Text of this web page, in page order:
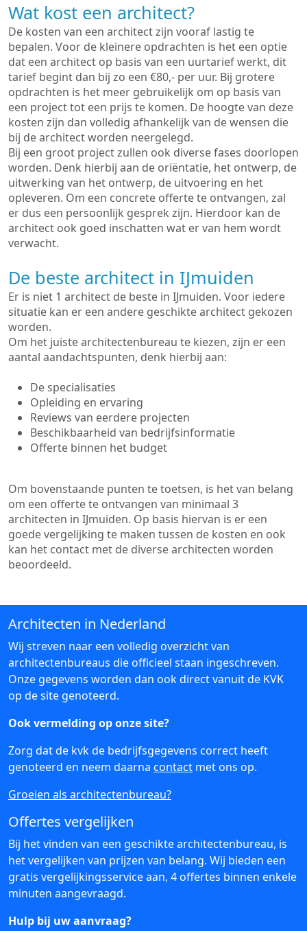
Wat kost een architect?
De kosten van een architect zijn vooraf lastig te
bepalen. Voor de kleinere opdrachten is het een optie
dat een architect op basis van een uurtarief werkt, dit
tarief begint dan bij zo een €80,- per uur. Bij grotere
opdrachten is het meer gebruikelijk om op basis van
een project tot een prijs te komen. De hoogte van deze
kosten zijn dan volledig afhankelijk van de wensen die
bij de architect worden neergelegd.
Bij een groot project zullen ook diverse fases doorlopen
worden. Denk hierbij aan de oriëntatie, het ontwerp, de
uitwerking van het ontwerp, de uitvoering en het
opleveren. Om een concrete offerte te ontvangen, zal
er dus een persoonlijk gesprek zijn. Hierdoor kan de
architect ook goed inschatten wat er van hem wordt
verwacht.
De beste architect in IJmuiden
Er is niet 1 architect de beste in IJmuiden. Voor iedere
situatie kan er een andere geschikte architect gekozen
worden.
Om het juiste architectenbureau te kiezen, zijn er een
aantal aandachtspunten, denk hierbij aan:
De specialisaties
Opleiding en ervaring
Reviews van eerdere projecten
Beschikbaarheid van bedrijfsinformatie
Offerte binnen het budget
Om bovenstaande punten te toetsen, is het van belang
om een offerte te ontvangen van minimaal 3
architecten in IJmuiden. Op basis hiervan is er een
goede vergelijking te maken tussen de kosten en ook
kan het contact met de diverse architecten worden
beoordeeld.
Architecten in Nederland
Wij streven naar een volledig overzicht van
architectenbureaus die officieel staan ingeschreven.
Onze gegevens worden dan ook direct vanuit de KVK
op de site genoteerd.
Ook vermelding op onze site?
Zorg dat de kvk de bedrijfsgegevens correct heeft
genoteerd en neem daarna contact met ons op.
Groeien als architectenbureau?
Offertes vergelijken
Bij het vinden van een geschikte architectenbureau, is
het vergelijken van prijzen van belang. Wij bieden een
gratis vergelijkingsservice aan, 4 offertes binnen enkele
minuten aangevraagd.
Hulp bij uw aanvraag?